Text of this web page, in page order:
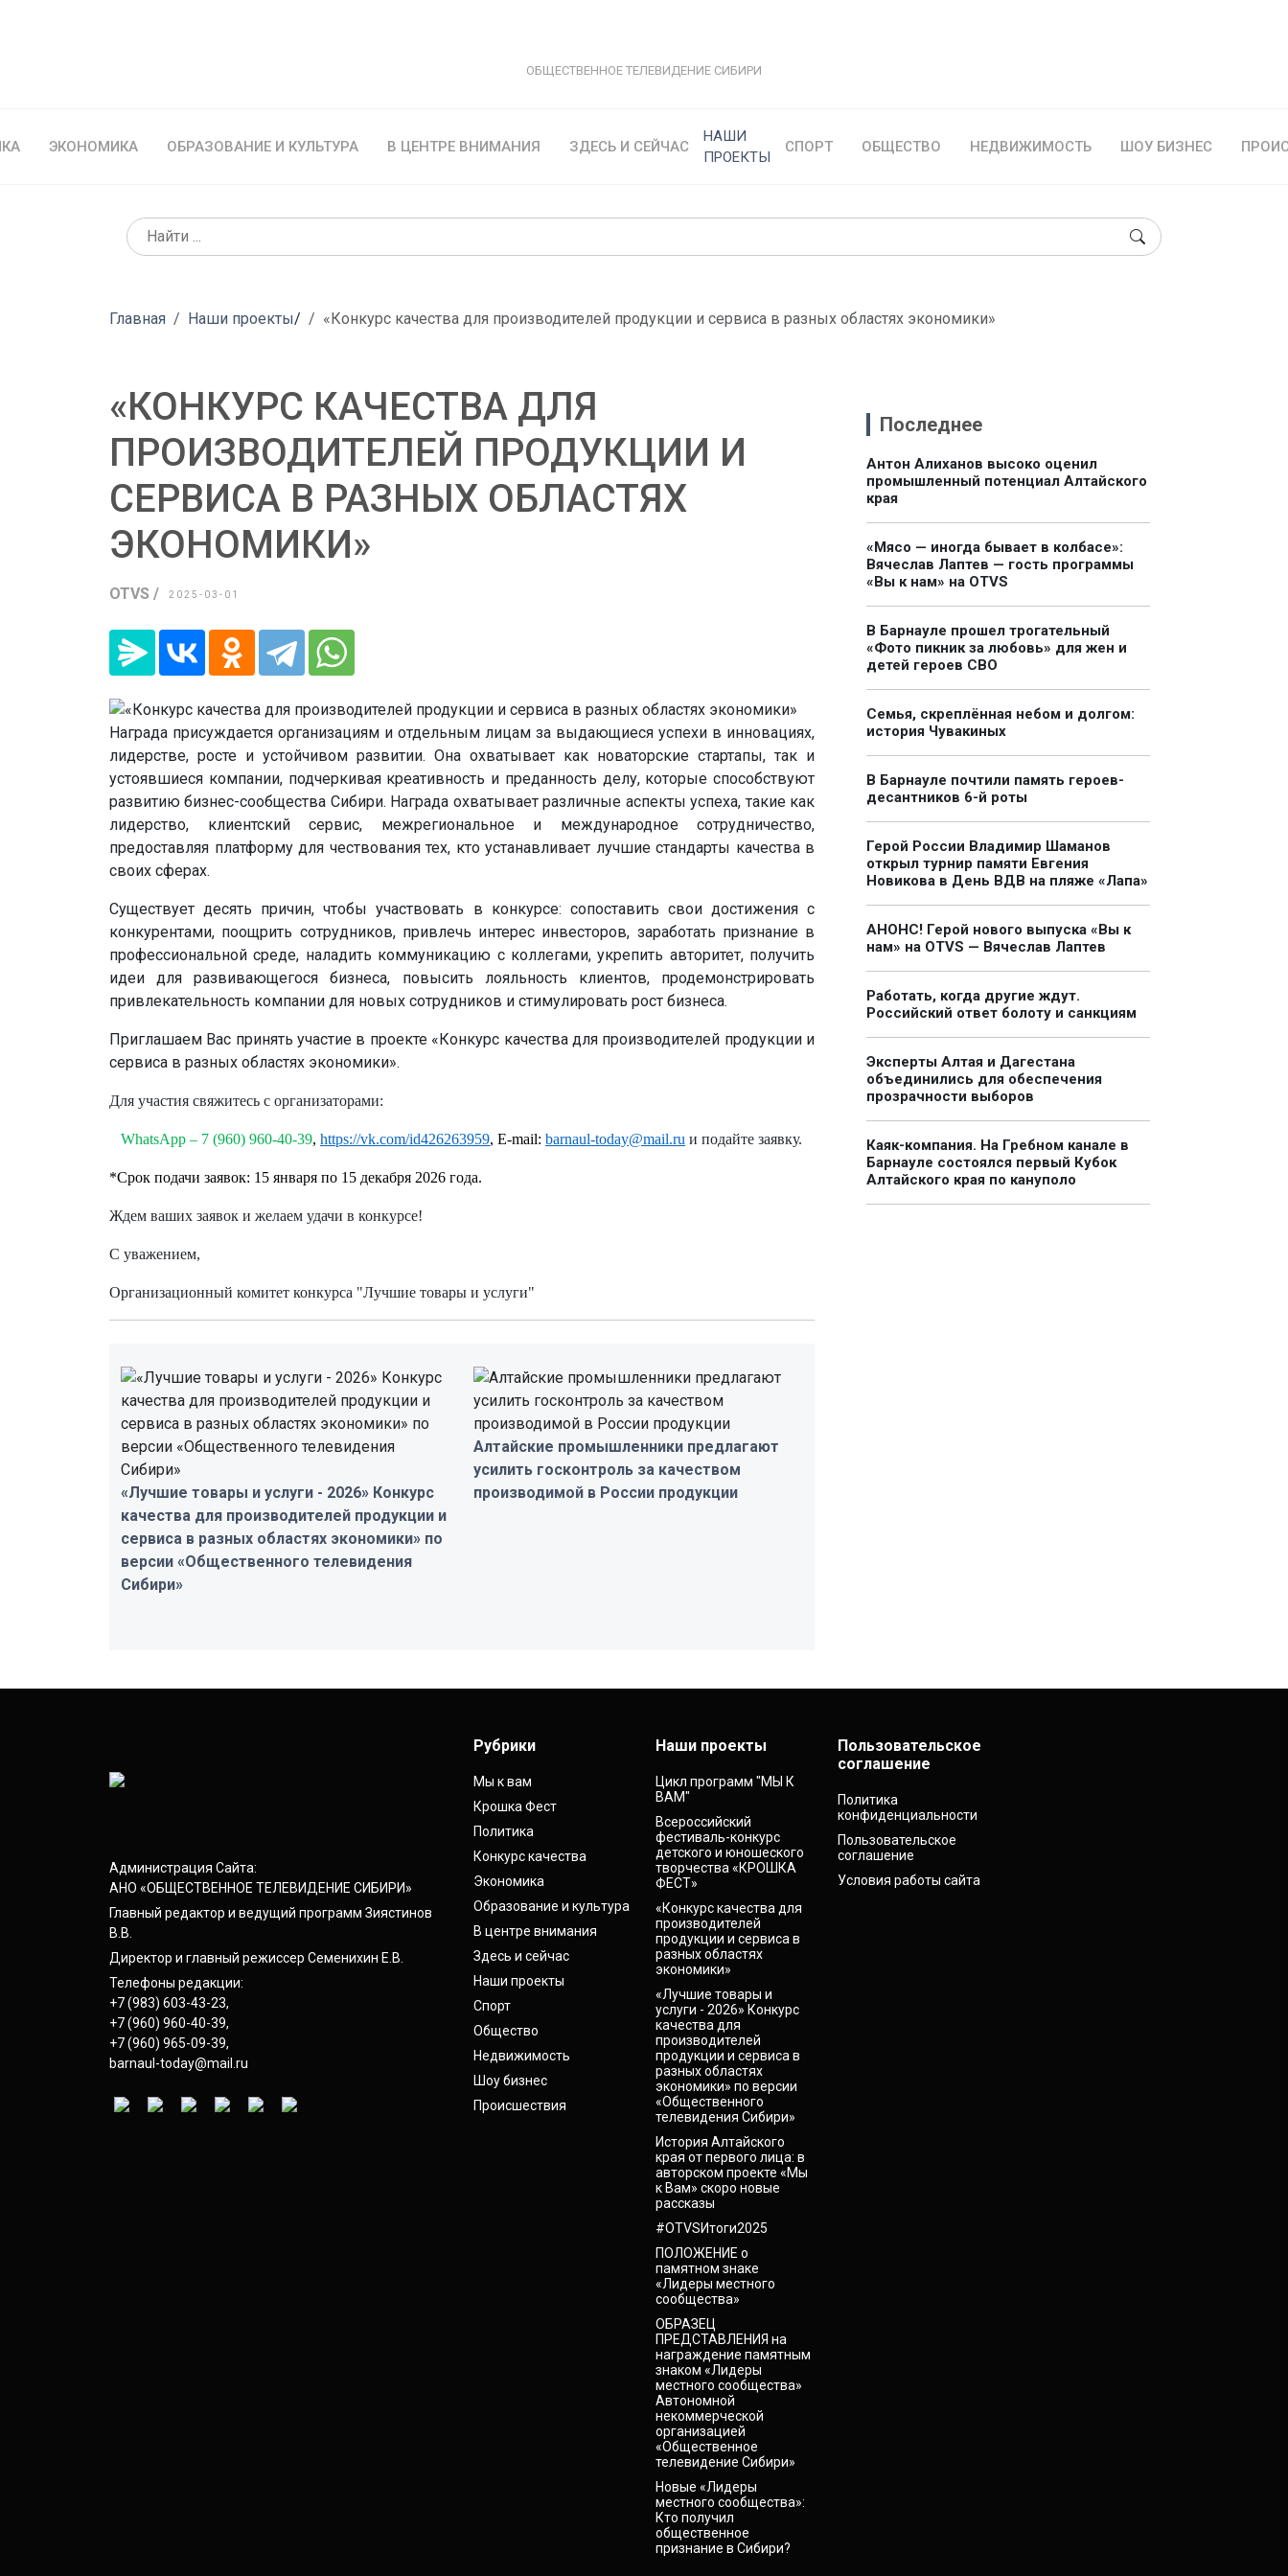
ОБЩЕСТВЕННОЕ ТЕЛЕВИДЕНИЕ СИБИРИ
ЭКОНОМИКА ОБРАЗОВАНИЕ И КУЛЬТУРА В ЦЕНТРЕ ВНИМАНИЯ ЗДЕСЬ И СЕЙЧАС
НАШИ
ПРОЕКТЫ
СПОРТ ОБЩЕСТВО НЕДВИЖИМОСТЬ ШОУ БИЗНЕС
Главная Наши проекты/ «Конкурс качества для производителей продукции и сервиса в разных областях экономики»
«КОНКУРС КАЧЕСТВА ДЛЯ
ПРОИЗВОДИТЕЛЕЙ ПРОДУКЦИИ И
СЕРВИСА В РАЗНЫХ ОБЛАСТЯХ
ЭКОНОМИКИ»
OTVS / 2025-03-01
Награда присуждается организациям и отдельным лицам за выдающиеся успехи в инновациях,
лидерстве, росте и устойчивом развитии. Она охватывает как новаторские стартапы, так и
устоявшиеся компании, подчеркивая креативность и преданность делу, которые способствуют
развитию бизнес-сообщества Сибири. Награда охватывает различные аспекты успеха, такие как
лидерство, клиентский сервис, межрегиональное и международное сотрудничество,
предоставляя платформу для чествования тех, кто устанавливает лучшие стандарты качества в
своих сферах.
Существует десять причин, чтобы участвовать в конкурсе: сопоставить свои достижения с
конкурентами, поощрить сотрудников, привлечь интерес инвесторов, заработать признание в
профессиональной среде, наладить коммуникацию с коллегами, укрепить авторитет, получить
идеи для развивающегося бизнеса, повысить лояльность клиентов, продемонстрировать
привлекательность компании для новых сотрудников и стимулировать рост бизнеса.
Приглашаем Вас принять участие в проекте «Конкурс качества для производителей продукции и
сервиса в разных областях экономики».
Для участия свяжитесь с организаторами:
WhatsApp – 7 (960) 960-40-39, https://vk.com/id426263959, E-mail: barnaul-today@mail.ru и подайте заявку.
*Срок подачи заявок: 15 января по 15 декабря 2026 года.
Ждем ваших заявок и желаем удачи в конкурсе!
С уважением,
Организационный комитет конкурса "Лучшие товары и услуги"
«Лучшие товары и услуги - 2026» Конкурс
качества для производителей продукции и
сервиса в разных областях экономики» по
версии «Общественного телевидения
Сибири»
Алтайские промышленники предлагают
усилить госконтроль за качеством
производимой в России продукции
Последнее
Антон Алиханов высоко оценил
промышленный потенциал Алтайского
края
«Мясо — иногда бывает в колбасе»:
Вячеслав Лаптев — гость программы
«Вы к нам» на OTVS
В Барнауле прошел трогательный
«Фото пикник за любовь» для жен и
детей героев СВО
Семья, скреплённая небом и долгом:
история Чувакиных
В Барнауле почтили память героев-
десантников 6-й роты
Герой России Владимир Шаманов
открыл турнир памяти Евгения
Новикова в День ВДВ на пляже «Лапа»
АНОНС! Герой нового выпуска «Вы к
нам» на OTVS — Вячеслав Лаптев
Работать, когда другие ждут.
Российский ответ болоту и санкциям
Эксперты Алтая и Дагестана
объединились для обеспечения
прозрачности выборов
Каяк-компания. На Гребном канале в
Барнауле состоялся первый Кубок
Алтайского края по кануполо
Администрация Сайта:
АНО «ОБЩЕСТВЕННОЕ ТЕЛЕВИДЕНИЕ СИБИРИ»
Главный редактор и ведущий программ Зиястинов
В.В.
Директор и главный режиссер Семенихин Е.В.
Телефоны редакции:
+7 (983) 603-43-23,
+7 (960) 960-40-39,
+7 (960) 965-09-39,
barnaul-today@mail.ru
Рубрики
Мы к вам
Крошка Фест
Политика
Конкурс качества
Экономика
Образование и культура
В центре внимания
Здесь и сейчас
Наши проекты
Спорт
Общество
Недвижимость
Шоу бизнес
Происшествия
Наши проекты
Цикл программ "МЫ К
ВАМ"
Всероссийский
фестиваль-конкурс
детского и юношеского
творчества «КРОШКА
ФЕСТ»
«Конкурс качества для
производителей
продукции и сервиса в
разных областях
экономики»
«Лучшие товары и
услуги - 2026» Конкурс
качества для
производителей
продукции и сервиса в
разных областях
экономики» по версии
«Общественного
телевидения Сибири»
История Алтайского
края от первого лица: в
авторском проекте «Мы
к Вам» скоро новые
рассказы
#OTVSИтоги2025
ПОЛОЖЕНИЕ о
памятном знаке
«Лидеры местного
сообщества»
ОБРАЗЕЦ
ПРЕДСТАВЛЕНИЯ на
награждение памятным
знаком «Лидеры
местного сообщества»
Автономной
некоммерческой
организацией
«Общественное
телевидение Сибири»
Новые «Лидеры
местного сообщества»:
Кто получил
общественное
признание в Сибири?
Пользовательское
соглашение
Политика
конфиденциальности
Пользовательское
соглашение
Условия работы сайта